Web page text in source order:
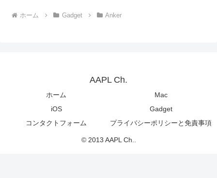
ホーム Gadget Anker
AAPL Ch.
ホーム
Mac
iOS
Gadget
コンタクトフォーム
プライバシーポリシーと免責事項
© 2013 AAPL Ch..